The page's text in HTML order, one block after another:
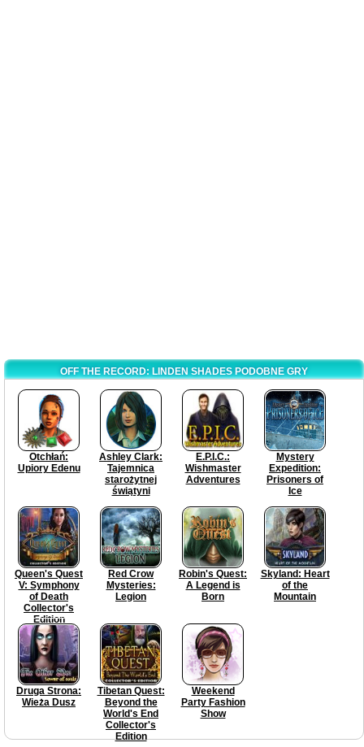
OFF THE RECORD: LINDEN SHADES PODOBNE GRY
Otchłań:
Upiory Edenu
Ashley Clark:
Tajemnica
starożytnej
świątyni
E.P.I.C.:
Wishmaster
Adventures
Mystery
Expedition:
Prisoners of
Ice
Queen's Quest
V: Symphony
of Death
Collector's
Edition
Red Crow
Mysteries:
Legion
Robin's Quest:
A Legend is
Born
Skyland: Heart
of the
Mountain
Druga Strona:
Wieża Dusz
Tibetan Quest:
Beyond the
World's End
Collector's
Edition
Weekend
Party Fashion
Show